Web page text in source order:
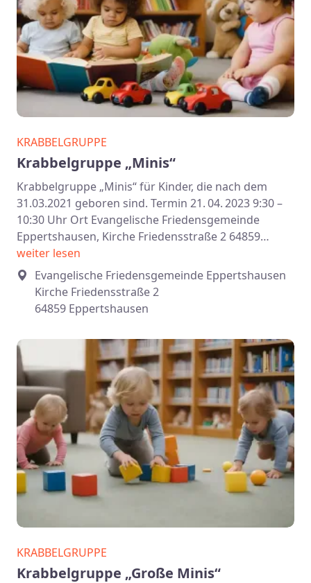
KRABBELGRUPPE
Krabbelgruppe „Minis“
Krabbelgruppe „Minis“ für Kinder, die nach dem
31.03.2021 geboren sind. Termin 21. 04. 2023 9:30 –
10:30 Uhr Ort Evangelische Friedensgemeinde
Eppertshausen, Kirche Friedensstraße 2 64859…
weiter lesen
Evangelische Friedensgemeinde Eppertshausen
Kirche Friedensstraße 2
64859 Eppertshausen
KRABBELGRUPPE
Krabbelgruppe „Große Minis“